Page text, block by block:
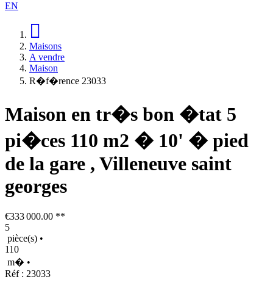
EN
Maisons
A vendre
Maison
R�f�rence 23033
Maison en tr�s bon �tat 5
pi�ces 110 m2 � 10' � pied
de la gare , Villeneuve saint
georges
€333 000.00 **
5
pièce(s) •
110
m� •
Réf : 23033